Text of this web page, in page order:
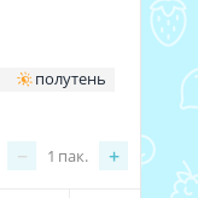
полутень
− +
1 пак.